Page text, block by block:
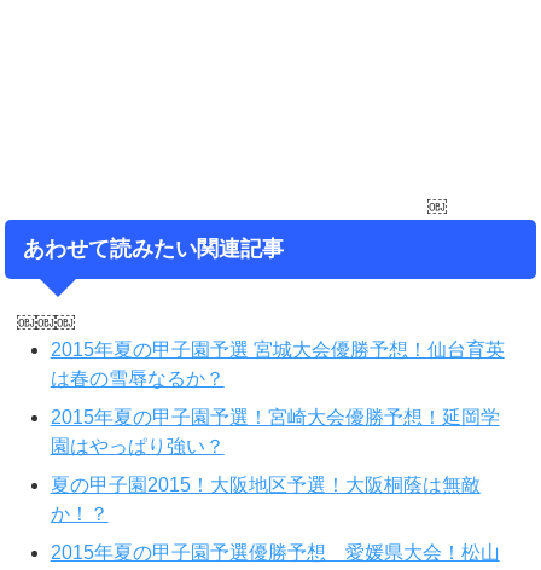
￼
あわせて読みたい関連記事
￼￼￼
2015年夏の甲子園予選 宮城大会優勝予想！仙台育英
は春の雪辱なるか？
2015年夏の甲子園予選！宮崎大会優勝予想！延岡学
園はやっぱり強い？
夏の甲子園2015！大阪地区予選！大阪桐蔭は無敵
か！？
2015年夏の甲子園予選優勝予想 愛媛県大会！松山